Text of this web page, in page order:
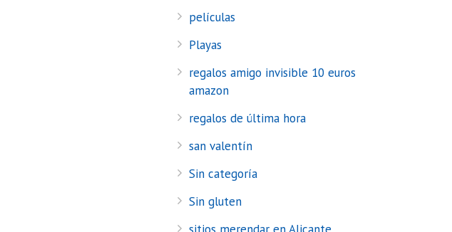
películas
Playas
regalos amigo invisible 10 euros
amazon
regalos de última hora
san valentín
Sin categoría
Sin gluten